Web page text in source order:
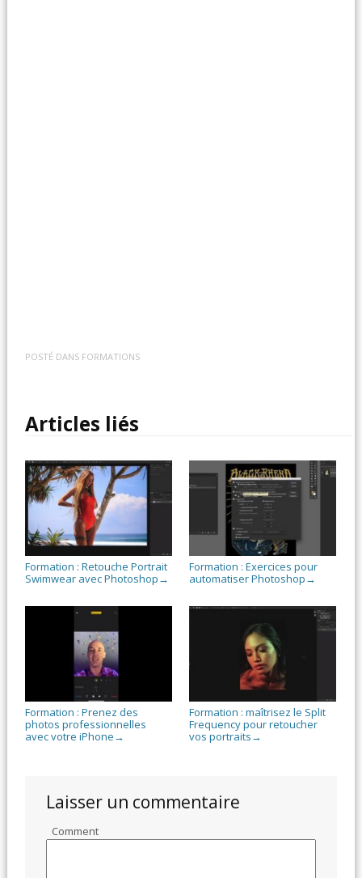
POSTÉ DANS FORMATIONS
Articles liés
Formation : Retouche Portrait
Swimwear avec Photoshop →
Formation : Exercices pour
automatiser Photoshop →
Formation : Prenez des
photos professionnelles
avec votre iPhone →
Formation : maîtrisez le Split
Frequency pour retoucher
vos portraits →
Laisser un commentaire
Comment